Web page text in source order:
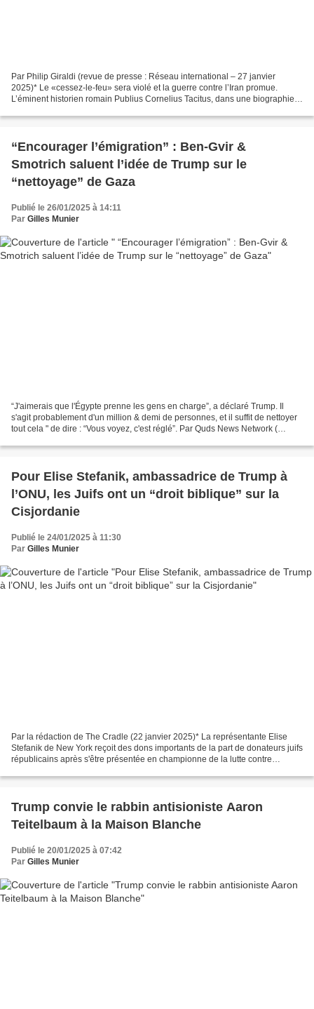
Par Philip Giraldi (revue de presse : Réseau international – 27 janvier
2025)* Le «cessez-le-feu» sera violé et la guerre contre l’Iran promue.
L’éminent historien romain Publius Cornelius Tacitus, dans une biographie
“Encourager l’émigration” : Ben-Gvir &
Smotrich saluent l’idée de Trump sur le
“nettoyage” de Gaza
Publié le 26/01/2025 à 14:11
Par Gilles Munier
“J'aimerais que l'Égypte prenne les gens en charge”, a déclaré Trump. Il
s'agit probablement d'un million & demi de personnes, et il suffit de nettoyer
tout cela " de dire : “Vous voyez, c'est réglé”. Par Quds News Network (
Pour Elise Stefanik, ambassadrice de Trump à
l’ONU, les Juifs ont un “droit biblique” sur la
Cisjordanie
Publié le 24/01/2025 à 11:30
Par Gilles Munier
Par la rédaction de The Cradle (22 janvier 2025)* La représentante Elise
Stefanik de New York reçoit des dons importants de la part de donateurs juifs
républicains après s'être présentée en championne de la lutte contre
Trump convie le rabbin antisioniste Aaron
Teitelbaum à la Maison Blanche
Publié le 20/01/2025 à 07:42
Par Gilles Munier